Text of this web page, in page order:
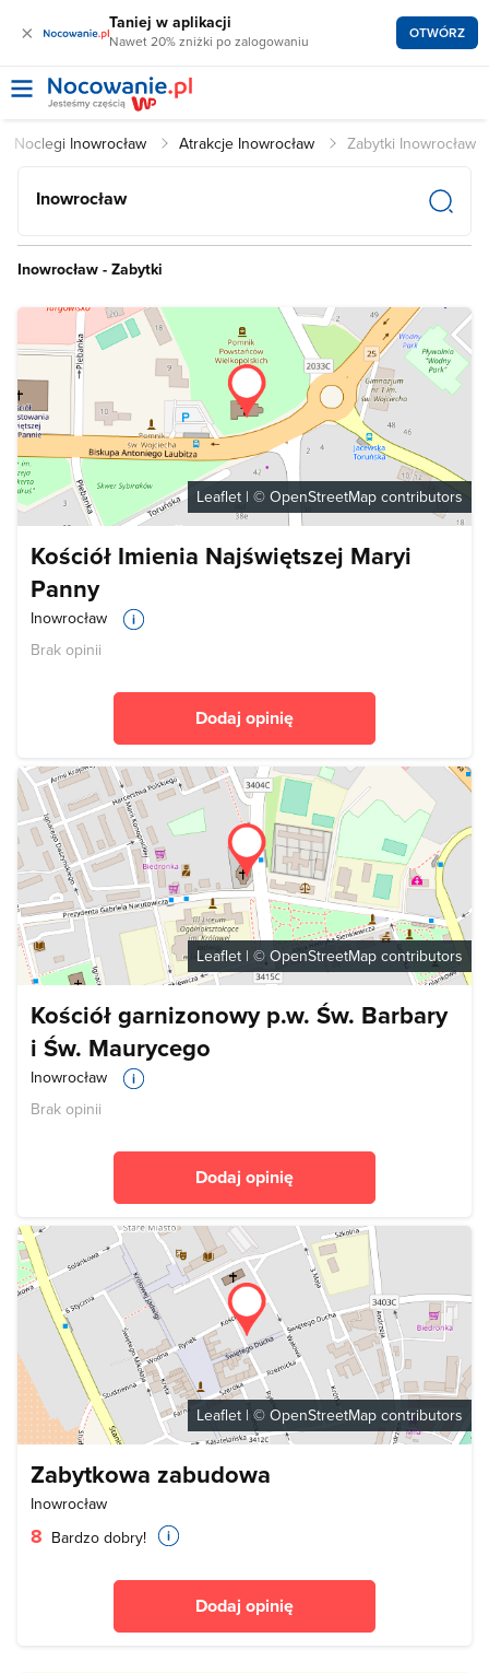
× Taniej w aplikacji
Nawet 20% zniżki po zalogowaniu OTWÓRZ
Noclegi Inowrocław Atrakcje Inowrocław Zabytki Inowrocław
Inowrocław
Inowrocław - Zabytki
Leaflet | © OpenStreetMap contributors
Kościół Imienia Najświętszej Maryi
Panny
Inowrocław
Brak opinii
Dodaj opinię
Leaflet | © OpenStreetMap contributors
Kościół garnizonowy p.w. Św. Barbary
i Św. Maurycego
Inowrocław
Brak opinii
Dodaj opinię
Leaflet | © OpenStreetMap contributors
Zabytkowa zabudowa
Inowrocław
8 Bardzo dobry!
Dodaj opinię